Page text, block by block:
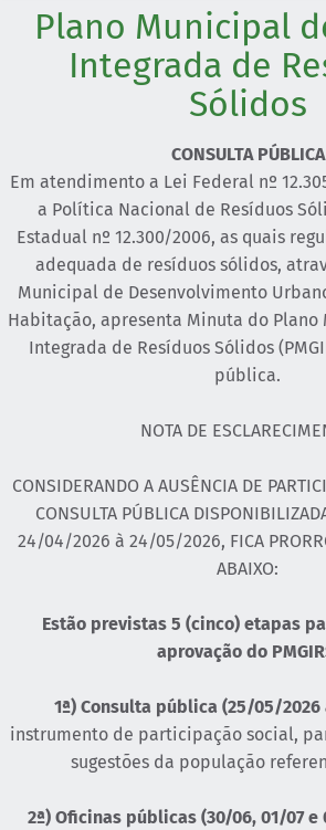
Plano Municipal
Integrada de
Sólidos
CONSULTA PÚBLICA
Em atendimento a Lei Federal nº
a Política Nacional de Resíduos
Estadual nº 12.300/2006, as quais
adequada de resíduos sólidos,
Municipal de Desenvolvimento
Habitação, apresenta Minuta do Plano
Integrada de Resíduos Sólidos
pública.
NOTA DE
CONSIDERANDO A AUSÊNCIA DE
CONSULTA PÚBLICA
24/04/2026 à 24/05/2026, FICA
ABAIXO:
Estão previstas 5 (cinco) etapas
aprovação do
1ª) Consulta pública (25/05/2026
instrumento de participação social,
sugestões da população
2ª) Oficinas públicas (30/06, 01/07 e